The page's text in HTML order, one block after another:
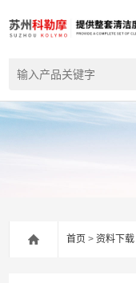
首页 >资料下载